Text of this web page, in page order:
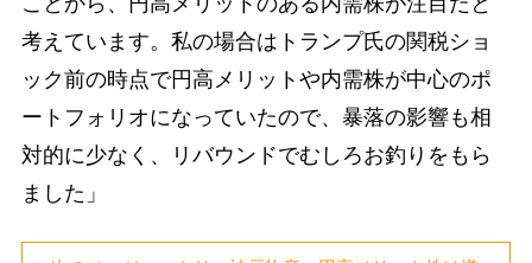
考えています。私の場合はトランプ氏の関税ショ
ック前の時点で円高メリットや内需株が中心のポ
ートフォリオになっていたので、暴落の影響も相
対的に少なく、リバウンドでむしろお釣りをもら
ました」